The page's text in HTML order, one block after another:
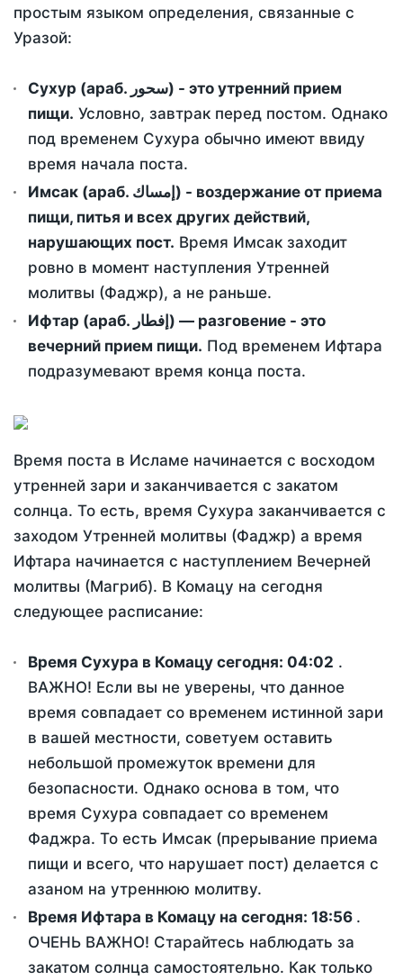
простым языком определения, связанные с
Уразой:
Сухур (араб. سحور) - это утренний прием
пищи. Условно, завтрак перед постом. Однако
под временем Сухура обычно имеют ввиду
время начала поста.
Имсак (араб. إمساك) - воздержание от приема
пищи, питья и всех других действий,
нарушающих пост. Время Имсак заходит
ровно в момент наступления Утренней
молитвы (Фаджр), а не раньше.
Ифтар (араб. إفطار) — разговение - это
вечерний прием пищи. Под временем Ифтара
подразумевают время конца поста.
Время поста в Исламе начинается с восходом
утренней зари и заканчивается с закатом
солнца. То есть, время Сухура заканчивается с
заходом Утренней молитвы (Фаджр) а время
Ифтара начинается с наступлением Вечерней
молитвы (Магриб). В Комацу на сегодня
следующее расписание:
Время Сухура в Комацу сегодня: 04:02 .
ВАЖНО! Если вы не уверены, что данное
время совпадает со временем истинной зари
в вашей местности, советуем оставить
небольшой промежуток времени для
безопасности. Однако основа в том, что
время Сухура совпадает со временем
Фаджра. То есть Имсак (прерывание приема
пищи и всего, что нарушает пост) делается с
азаном на утреннюю молитву.
Время Ифтара в Комацу на сегодня: 18:56 .
ОЧЕНЬ ВАЖНО! Старайтесь наблюдать за
закатом солнца самостоятельно. Как только